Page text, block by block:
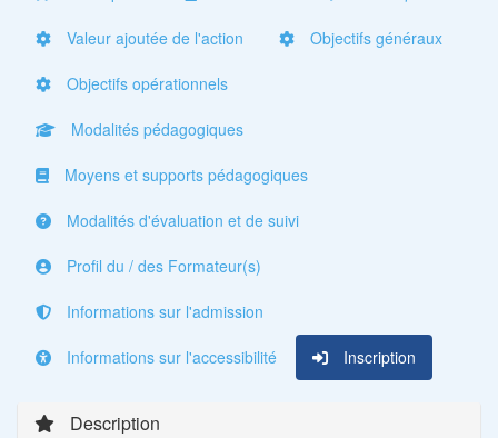
Valeur ajoutée de l'action Objectifs généraux
Objectifs opérationnels
Modalités pédagogiques
Moyens et supports pédagogiques
Modalités d'évaluation et de suivi
Profil du / des Formateur(s)
Informations sur l'admission
Informations sur l'accessibilité Inscription
Description